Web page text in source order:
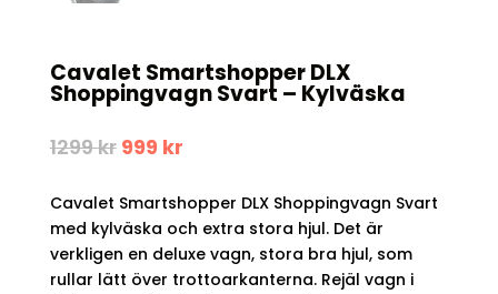
Cavalet Smartshopper DLX
Shoppingvagn Svart – Kylväska
1299kr Det
var:
1299 kr.
999 krDet
är:
999 kr.
Cavalet Smartshopper DLX Shoppingvagn Svart
med kylväska och extra stora hjul. Det är
verkligen en deluxe vagn, stora bra hjul, som
rullar lätt över trottoarkanterna. Rejäl vagn i